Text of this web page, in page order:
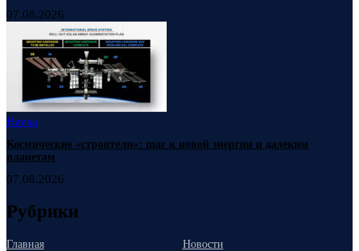
07.08.2026
Наука
Космические «строители»: шаг к новой энергии и далеким
планетам
07.08.2026
Рубрики
Главная
Новости